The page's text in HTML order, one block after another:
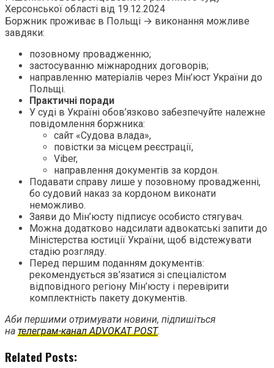
Херсонської області від 19.12.2024
Боржник проживає в Польщі → виконання можливе
завдяки:
позовному провадженню;
застосуванню міжнародних договорів;
направленню матеріалів через Мін’юст України до
Польщі.
Практичні поради
У суді в Україні обов’язково забезпечуйте належне
повідомлення боржника:
сайт «Судова влада»,
повістки за місцем реєстрації,
Viber,
направлення документів за кордон.
Подавати справу лише у позовному провадженні,
бо судовий наказ за кордоном виконати
неможливо.
Заяви до Мін’юсту підписує особисто стягувач.
Можна додатково надсилати адвокатські запити до
Міністерства юстиції України, щоб відстежувати
стадію розгляду.
Перед першим поданням документів:
рекомендується зв’язатися зі спеціалістом
відповідного регіону Мін’юсту і перевірити
комплектність пакету документів.
Аби першими отримувати новини, підпишіться
на телеграм-канал ADVOKAT POST.
Related Posts: